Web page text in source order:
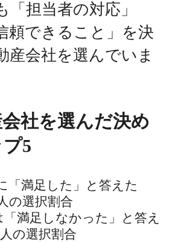
「担当者の対応」
頼できること」を決
産会社を選んでいま
会社を選んだ決め
5
「満足した」と答えた
の選択割合
「満足しなかった」と答え
の選択割合